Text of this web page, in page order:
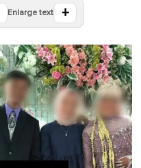
Enlarge text +